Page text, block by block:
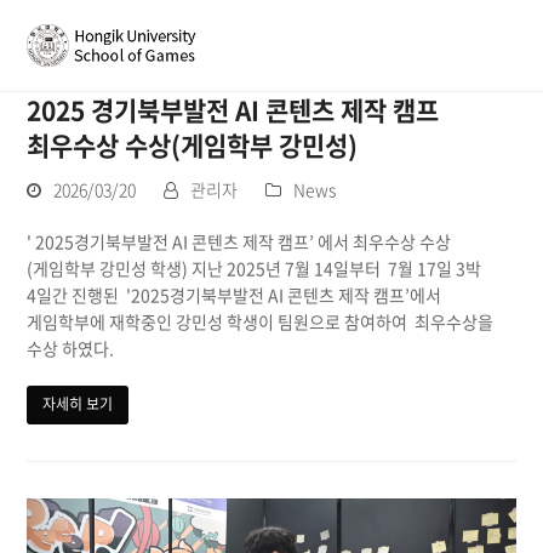
2025 경기북부발전 AI 콘텐츠 제작 캠프
최우수상 수상(게임학부 강민성)
2026/03/20 관리자 News
' 2025경기북부발전 AI 콘텐츠 제작 캠프’ 에서 최우수상 수상
(게임학부 강민성 학생) 지난 2025년 7월 14일부터 7월 17일 3박
4일간 진행된 '2025경기북부발전 AI 콘텐츠 제작 캠프’에서
게임학부에 재학중인 강민성 학생이 팀원으로 참여하여 최우수상을
수상 하였다.
자세히 보기